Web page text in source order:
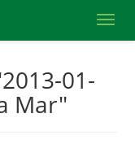
01-
Mar"